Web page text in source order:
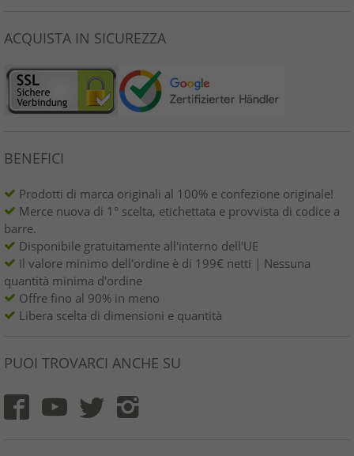
ACQUISTA IN SICUREZZA
BENEFICI
Prodotti di marca originali al 100% e confezione originale!
Merce nuova di 1° scelta, etichettata e provvista di codice a
barre.
Disponibile gratuitamente all'interno dell'UE
Il valore minimo dell'ordine è di 199€ netti | Nessuna
quantità minima d'ordine
Offre fino al 90% in meno
Libera scelta di dimensioni e quantità
PUOI TROVARCI ANCHE SU